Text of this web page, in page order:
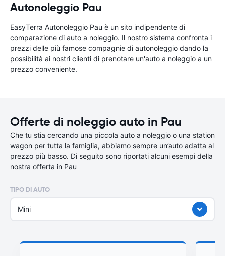
Autonoleggio Pau
EasyTerra Autonoleggio Pau è un sito indipendente di
comparazione di auto a noleggio. Il nostro sistema confronta i
prezzi delle più famose compagnie di autonoleggio dando la
possibilità ai nostri clienti di prenotare un'auto a noleggio a un
prezzo conveniente.
Offerte di noleggio auto in Pau
Che tu stia cercando una piccola auto a noleggio o una station
wagon per tutta la famiglia, abbiamo sempre un’auto adatta al
prezzo più basso. Di seguito sono riportati alcuni esempi della
nostra offerta in Pau
TIPO DI AUTO
Mini